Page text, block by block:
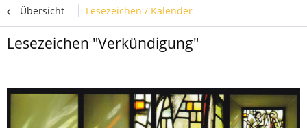
Übersicht Lesezeichen / Kalender
Lesezeichen "Verkündigung"